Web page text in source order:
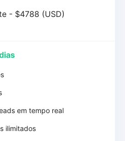
- $4788 (USD)
em tempo real
ilimitados